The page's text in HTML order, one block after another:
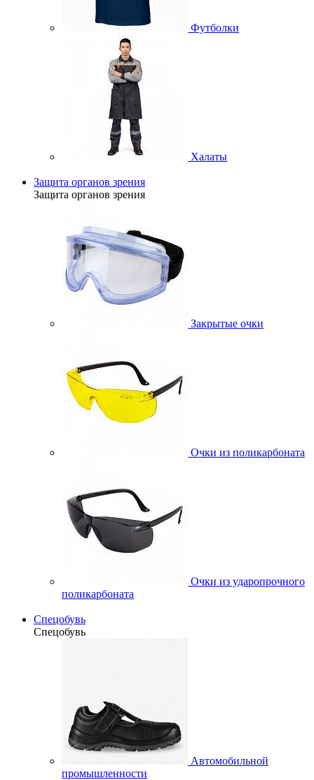
Футболки
Халаты
Защита органов зрения
Защита органов зрения
Закрытые очки
Очки из поликарбоната
Очки из ударопрочного
поликарбоната
Спецобувь
Спецобувь
Автомобильной
промышленности